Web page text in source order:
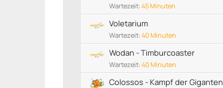
Wartezeit: 45 Minuten
Voletarium
Wartezeit: 40 Minuten
Wodan - Timburcoaster
Wartezeit: 40 Minuten
Colossos - Kampf der Giganten